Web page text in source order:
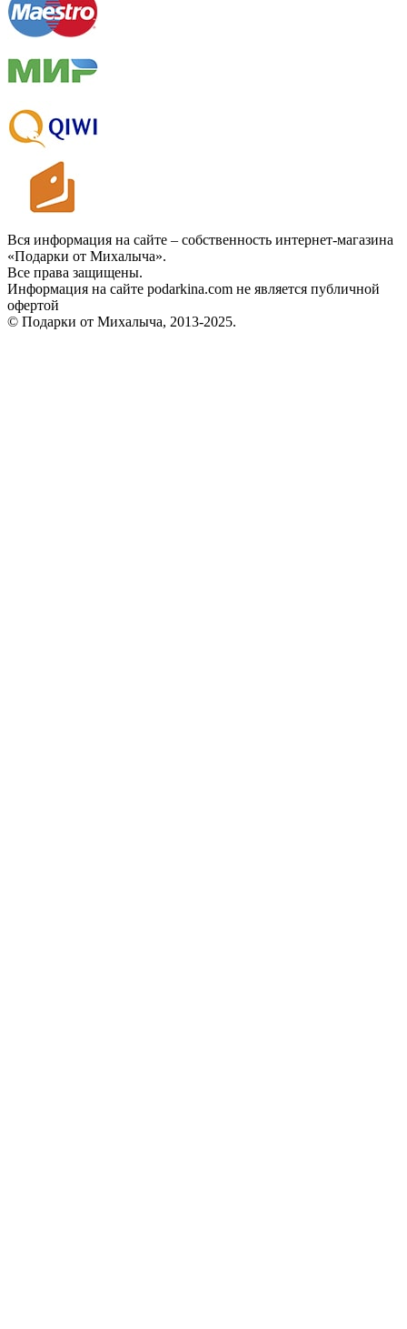
Вся информация на сайте – собственность интернет-магазина
«Подарки от Михалыча».
Все права защищены.
Информация на сайте podarkina.com не является публичной
офертой
© Подарки от Михалыча, 2013-2025.